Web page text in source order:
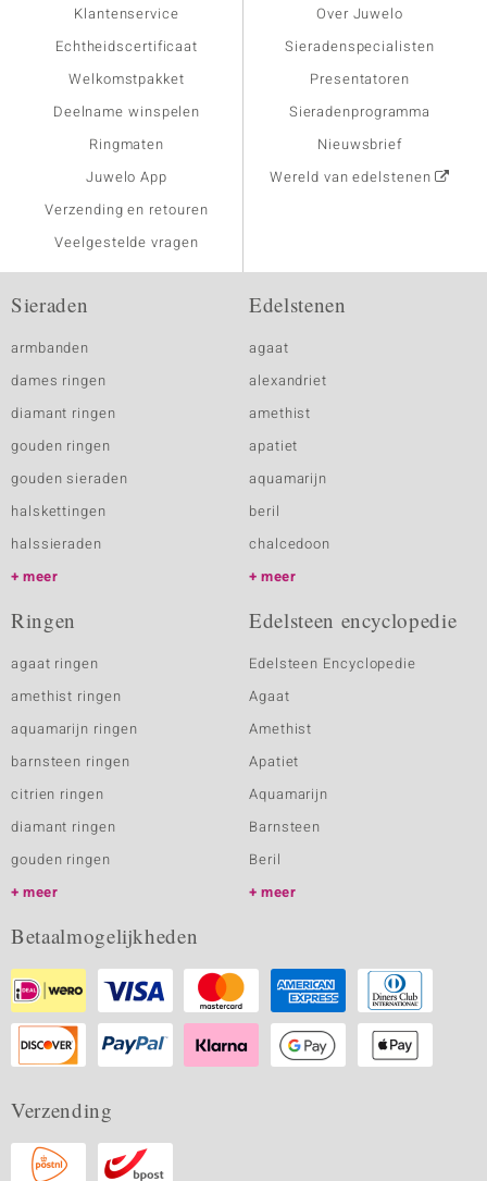
Klantenservice
Echtheidscertificaat
Welkomstpakket
Deelname winspelen
Ringmaten
Juwelo App
Verzending en retouren
Veelgestelde vragen
Over Juwelo
Sieradenspecialisten
Presentatoren
Sieradenprogramma
Nieuwsbrief
Wereld van edelstenen
Sieraden
armbanden
dames ringen
diamant ringen
gouden ringen
gouden sieraden
halskettingen
halssieraden
meer
Edelstenen
agaat
alexandriet
amethist
apatiet
aquamarijn
beril
chalcedoon
meer
Ringen
agaat ringen
amethist ringen
aquamarijn ringen
barnsteen ringen
citrien ringen
diamant ringen
gouden ringen
meer
Edelsteen encyclopedie
Edelsteen Encyclopedie
Agaat
Amethist
Apatiet
Aquamarijn
Barnsteen
Beril
meer
Betaalmogelijkheden
Verzending